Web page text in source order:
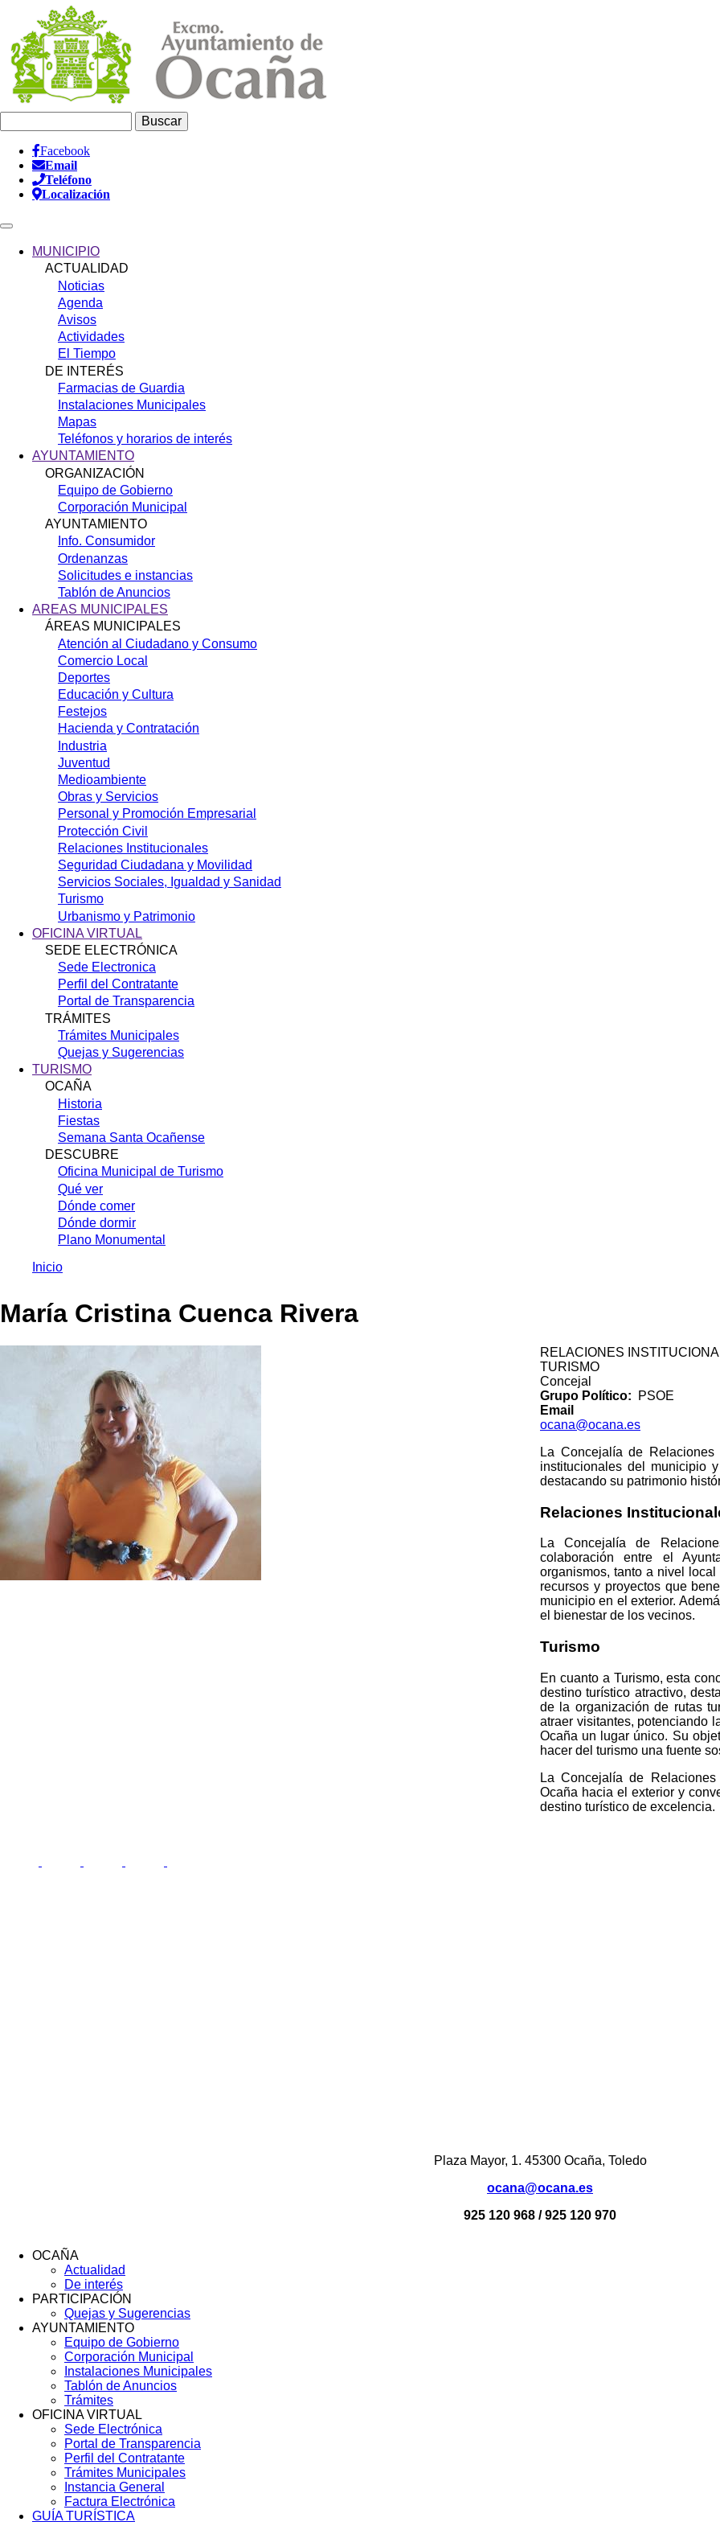
contenido
principal
Información
Header
Facebook
Email
Teléfono
Localización
navigationMUNICIPIO
ACTUALIDAD
Noticias
Agenda
Avisos
Actividades
El Tiempo
DE INTERÉS
Farmacias de Guardia
Instalaciones Municipales
Mapas
Teléfonos y horarios de interés
AYUNTAMIENTO
ORGANIZACIÓN
Equipo de Gobierno
Corporación Municipal
AYUNTAMIENTO
Info. Consumidor
Ordenanzas
Solicitudes e instancias
Tablón de Anuncios
AREAS MUNICIPALES
ÁREAS MUNICIPALES
Atención al Ciudadano y Consumo
Comercio Local
Deportes
Educación y Cultura
Festejos
Hacienda y Contratación
Industria
Juventud
Medioambiente
Obras y Servicios
Personal y Promoción Empresarial
Protección Civil
Relaciones Institucionales
Seguridad Ciudadana y Movilidad
Servicios Sociales, Igualdad y Sanidad
Turismo
Urbanismo y Patrimonio
OFICINA VIRTUAL
SEDE ELECTRÓNICA
Sede Electronica
Perfil del Contratante
Portal de Transparencia
TRÁMITES
Trámites Municipales
Quejas y Sugerencias
TURISMO
OCAÑA
Historia
Fiestas
Semana Santa Ocañense
DESCUBRE
Oficina Municipal de Turismo
Qué ver
Dónde comer
Dónde dormir
Plano Monumental
enlaces
navegación
Inicio
María Cristina Cuenca Rivera
RELACIONES
TURISMO
Concejal
Grupo Político
PSOE
Email
ocana@ocana.es
La Concejalía de
institucionales del municipio
destacando su patrimonio
Relaciones
La Concejalía de
colaboración entre el
organismos, tanto a nivel
recursos y proyectos que
municipio en el exterior.
el bienestar de los vecinos.
Turismo
En cuanto a Turismo, esta
destino turístico atractivo,
de la organización de rutas
atraer visitantes, potenciando
Ocaña un lugar único. Su
hacer del turismo una fuente
La Concejalía de
Ocaña hacia el exterior y
destino turístico de excelencia.
Plaza Mayor, 1. 45300 Ocaña, Toledo
ocana@ocana.es
925 120 968 / 925 120 970
OCAÑA
Actualidad
De interés
PARTICIPACIÓN
Quejas y Sugerencias
AYUNTAMIENTO
Equipo de Gobierno
Corporación Municipal
Instalaciones Municipales
Tablón de Anuncios
Trámites
OFICINA VIRTUAL
Sede Electrónica
Portal de Transparencia
Perfil del Contratante
Trámites Municipales
Instancia General
Factura Electrónica
GUÍA TURÍSTICA